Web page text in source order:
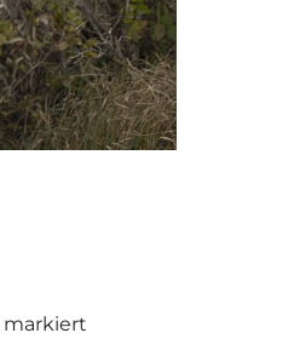
markiert